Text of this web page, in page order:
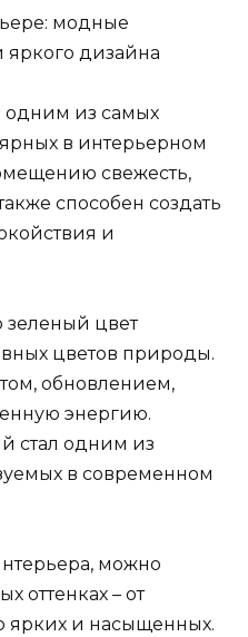
одним из самых
в интерьерном
свежесть,
способен создать
и
зеленый цвет
цветов природы.
обновлением,
энергию.
стал одним из
в современном
можно
оттенках – от
ярких и насыщенных.